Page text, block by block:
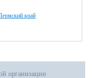
край
организации